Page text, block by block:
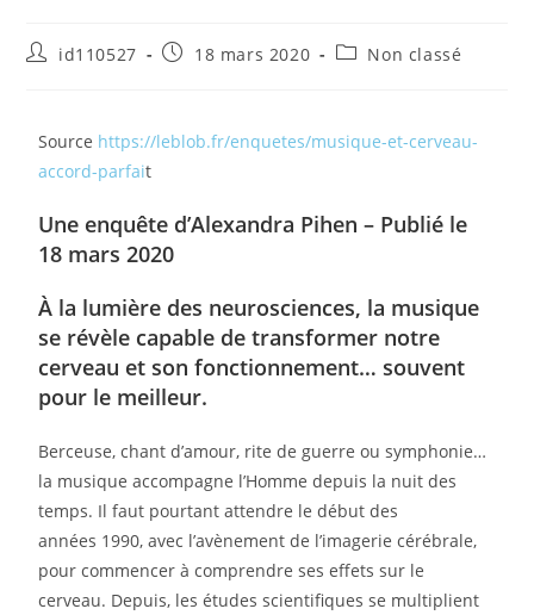
id110527 18 mars 2020 Non classé
Source https://leblob.fr/enquetes/musique-et-cerveau-
accord-parfait
Une enquête d’Alexandra Pihen – Publié le
18 mars 2020
À la lumière des neurosciences, la musique
se révèle capable de transformer notre
cerveau et son fonctionnement… souvent
pour le meilleur.
Berceuse, chant d’amour, rite de guerre ou symphonie…
la musique accompagne l’Homme depuis la nuit des
temps. Il faut pourtant attendre le début des
années 1990, avec l’avènement de l’imagerie cérébrale,
pour commencer à comprendre ses effets sur le
cerveau. Depuis, les études scientifiques se multiplient